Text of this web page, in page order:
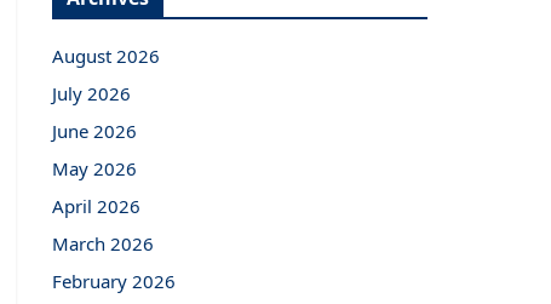
August 2026
July 2026
June 2026
May 2026
April 2026
March 2026
February 2026